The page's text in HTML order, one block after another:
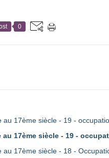
0
17ème siècle - 19 -